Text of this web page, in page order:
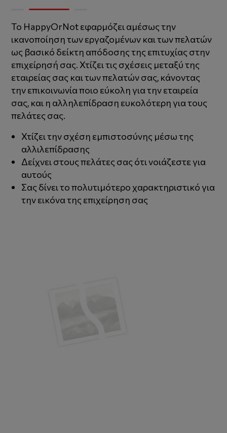
Το HappyOrNot εφαρμόζει αμέσως την
ικανοποίηση των εργαζομένων και των πελατών
ως βασικό δείκτη απόδοσης της επιτυχίας στην
επιχείρησή σας. Χτίζει τις σχέσεις μεταξύ της
εταιρείας σας και των πελατών σας, κάνοντας
την επικοινωνία ποιο εύκολη για την εταιρεία
σας, και η αλληλεπίδραση ευκολότερη για τους
πελάτες σας.
Χτίζει την σχέση εμπιστοσύνης μέσω της
αλλιλεπίδρασης
Δείχνει στους πελάτες σας ότι νοιάζεστε για
αυτούς
Σας δίνει το πολυτιμότερο χαρακτηριστικό για
την εικόνα της επιχείρηση σας